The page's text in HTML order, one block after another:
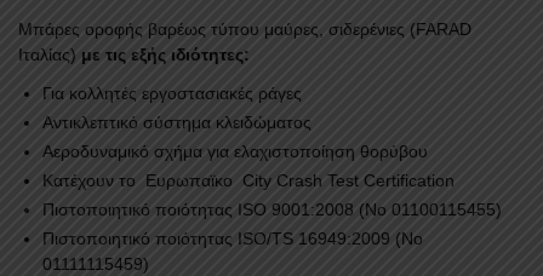
Mπάρες οροφής βαρέως τύπου μαύρες, σιδερένιες (FARAD
Ιταλίας) με τις εξής ιδιότητες:
Για κολλητές εργοστασιακές ράγες
Αντικλεπτικό σύστημα κλειδώματος
Αεροδυναμικό σχήμα για ελαχιστοποίηση θορύβου
Κατέχουν το Ευρωπαϊκο City Crash Test Certification
Πιστοποιητικό ποιότητας ISO 9001:2008 (No 01100115455)
Πιστοποιητικό ποιότητας ISO/TS 16949:2009 (No
01111115459)